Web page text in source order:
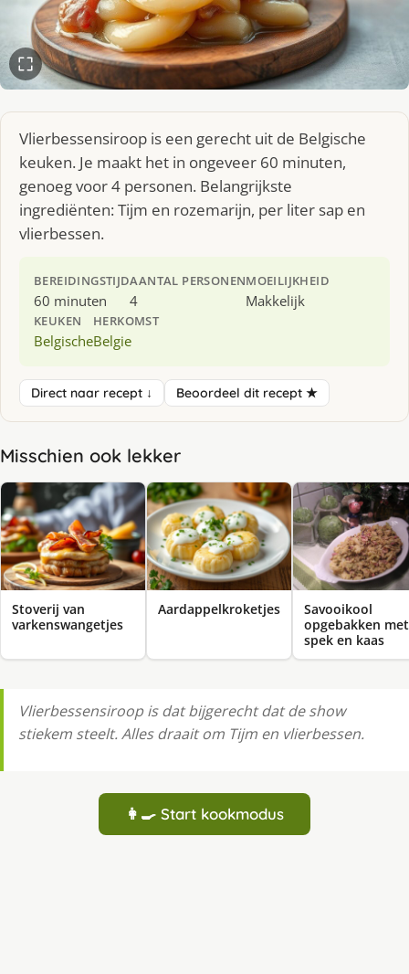
Vlierbessensiroop is een gerecht uit de Belgische
keuken. Je maakt het in ongeveer 60 minuten,
genoeg voor 4 personen. Belangrijkste
ingrediënten: Tijm en rozemarijn, per liter sap en
vlierbessen.
BEREIDINGSTIJD
60 minuten
AANTAL PERSONEN
4
MOEILIJKHEID
Makkelijk
KEUKEN
Belgische
HERKOMST
Belgie
Direct naar recept ↓ Beoordeel dit recept ★
Misschien ook lekker
Stoverij van
varkenswangetjes
Aardappelkroketjes
Savooikool
opgebakken met
spek en kaas
Vlierbessensiroop is dat bijgerecht dat de show
stiekem steelt. Alles draait om Tijm en vlierbessen.
👩‍🍳 Start kookmodus